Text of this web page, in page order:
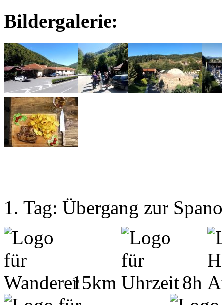
Bildergalerie:
1. Tag: Übergang zur
15km 8h